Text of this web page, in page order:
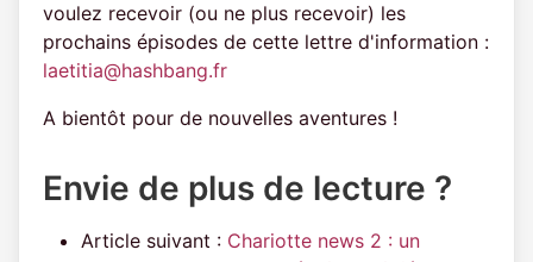
voulez recevoir (ou ne plus recevoir) les
prochains épisodes de cette lettre d'information :
laetitia@hashbang.fr
A bientôt pour de nouvelles aventures !
Envie de plus de lecture ?
Article suivant : Chariotte news 2 : un